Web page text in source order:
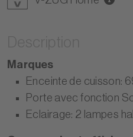
Marques
Enceinte de cuisson:
Porte avec fonction
Eclairage: 2 lampes